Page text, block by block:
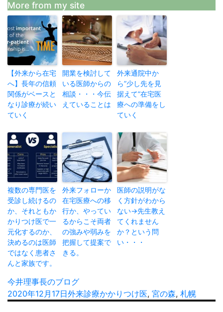
More from my site
【外来から在宅
へ】長年の信頼
関係がベースと
なり診療が続い
ていく
開業を検討して
いる医師からの
相談・・・今伝
えていることは
外来通院中か
ら”少し先を見
据えて”在宅医
療への準備をし
ていく
複数の専門医を
受診し続けるの
か、それともか
かりつけ医で一
元化するのか、
決めるのは医師
ではなく患者さ
んと家族です。
外来フォローか
在宅医療への移
行か、やってい
るからこそ両者
の強みや弱みを
把握して提案で
きる。
医師の説明がな
く方針がわから
ない→先生教え
てくれません
か？という問
い・・・
投
稿
今井理事長のブログ
投
2020年12月17日カ
外来診療タ
かかりつけ医, 宮の森, 札幌